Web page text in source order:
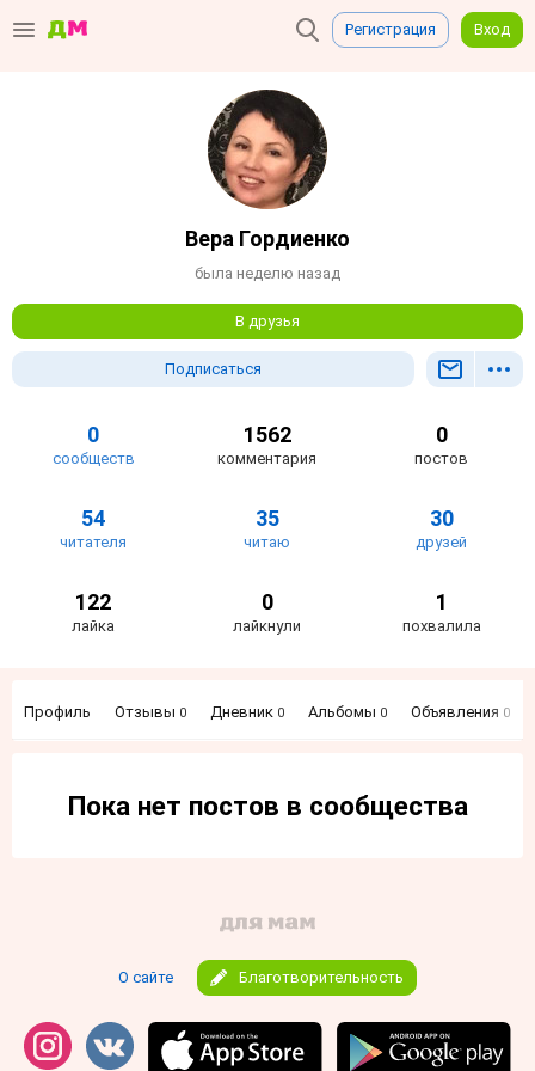
Регистрация Вход
Вера Гордиенко
была неделю назад
В друзья
Подписаться
0
сообществ
1562
комментария
0
постов
54
читателя
35
читаю
30
друзей
122
лайка
0
лайкнули
1
похвалила
Профиль Отзывы 0 Дневник 0 Альбомы 0 Объявления 0
Пока нет постов в сообщества
О сайте Благотворительность